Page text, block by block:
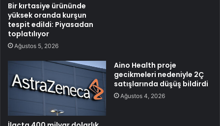
Bir kırtasiye ürününde
yüksek oranda kurşun
tespit edildi: Piyasadan
toplatılıyor
Ağustos 5, 2026
Aino Health proje
gecikmeleri nedeniyle 2Ç
satışlarında düşüş bildirdi
Ağustos 4, 2026